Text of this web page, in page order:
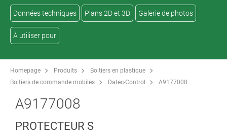
Données techniques Plans 2D et 3D Galerie de photos
À utiliser pour
Homepage Produits
Boitiers en plastique
Boitiers de commande mobiles
Datec-Control A9177008
A9177008
PROTECTEUR S